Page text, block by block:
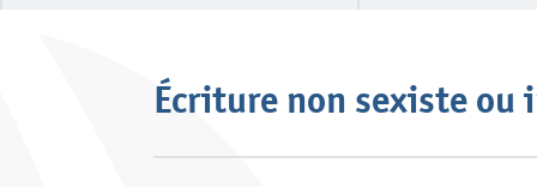
Écriture non sexiste ou